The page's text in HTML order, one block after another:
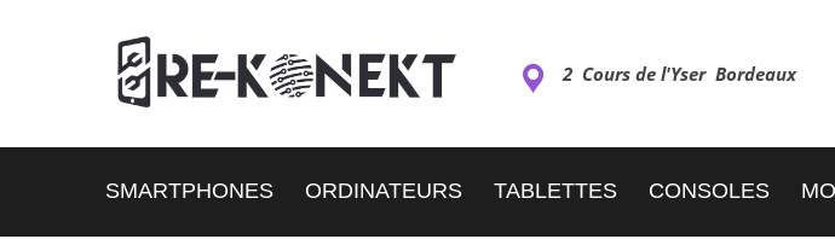
2 Cours de l'Yser Bordeaux
SMARTPHONES ORDINATEURS TABLETTES CONSOLES